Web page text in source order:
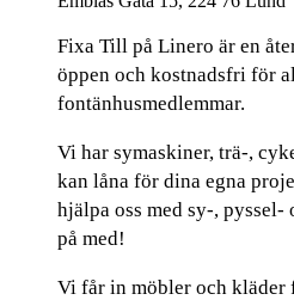
Fixa Till på Linero är en
öppen och kostnadsfri för
fontänhusmedlemmar.
Vi har symaskiner, trä-,
kan låna för dina egna
hjälpa oss med sy-,
på med!
Vi får in möbler och kläder